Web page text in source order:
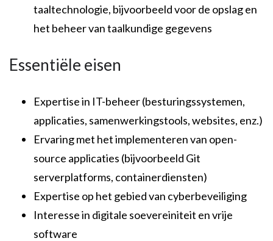
taaltechnologie, bijvoorbeeld voor de opslag en
het beheer van taalkundige gegevens
Essentiële eisen
Expertise in IT-beheer (besturingssystemen,
applicaties, samenwerkingstools, websites, enz.)
Ervaring met het implementeren van open-
source applicaties (bijvoorbeeld Git
serverplatforms, containerdiensten)
Expertise op het gebied van cyberbeveiliging
Interesse in digitale soevereiniteit en vrije
software